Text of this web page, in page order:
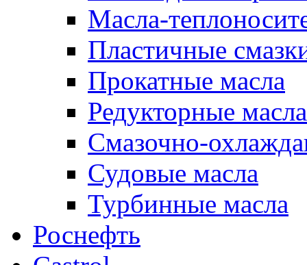
Масла-
Пластичные
Прокатные масла
Редукторные масла
Смазочно-
Судовые масла
Турбинные масла
Роснефть